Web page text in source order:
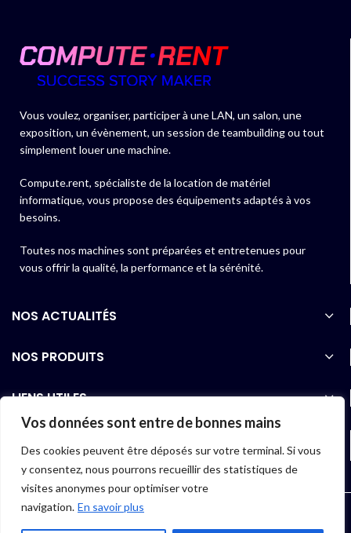
Vos données sont entre de bonnes mains
Des cookies peuvent être déposés sur votre terminal. Si vous
y consentez, nous pourrons recueillir des statistiques de
visites anonymes pour optimiser votre
navigation. En savoir plus
Vous voulez, organiser, participer à une LAN, un salon, une
exposition, un évènement, un session de teambuilding ou tout
simplement louer une machine.
Compute.rent, spécialiste de la location de matériel
informatique, vous propose des équipements adaptés à vos
besoins.
Toutes nos machines sont préparées et entretenues pour
vous offrir la qualité, la performance et la sérénité.
NOS ACTUALITÉS
NOS PRODUITS
LIENS UTILES
2022 COMPUTE.RENT |